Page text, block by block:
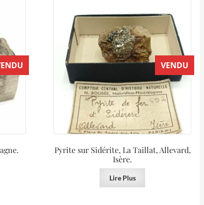
VENDU
Pyrite sur Sidérite, La Taillat, Allevard,
Isère.
Lire Plus